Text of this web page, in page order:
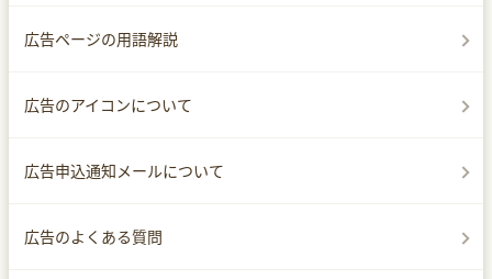
広告ページの用語解説
広告のアイコンについて
広告申込通知メールについて
広告のよくある質問